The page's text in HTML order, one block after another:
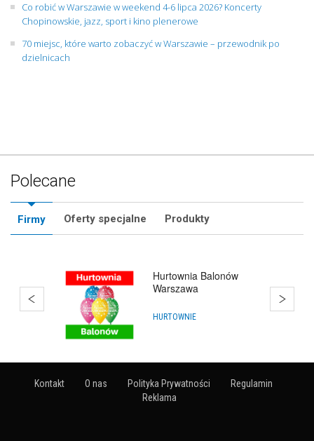
Co robić w Warszawie w weekend 4-6 lipca 2026? Koncerty
Chopinowskie, jazz, sport i kino plenerowe
70 miejsc, które warto zobaczyć w Warszawie – przewodnik po
dzielnicach
Polecane
Firmy Oferty specjalne Produkty
Hurtownia Balonów
Warszawa
HURTOWNIE
Kontakt O nas Polityka Prywatności
Regulamin
Reklama